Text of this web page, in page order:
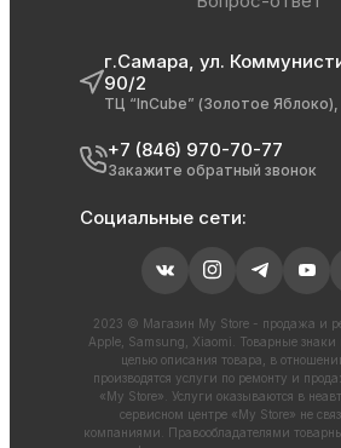
г.Самара, ул.
90/2
ТЦ “InCube” (Золотое
+7 (846) 970-70-77
Закажите обратный звонок
Социальные сети:
2023 © Магазин My Store - продажа и
Apple, Samsung, Xiaomi. Товарные знаки
целью описания товара, в
производятся услуги по ремонту и
«My Store». Услуги оказываются в
сервисном центре «My Store» не
компаниями. Правообладателями